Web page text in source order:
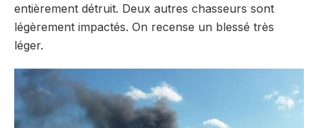
entièrement détruit. Deux autres chasseurs sont
légèrement impactés. On recense un blessé très
léger.